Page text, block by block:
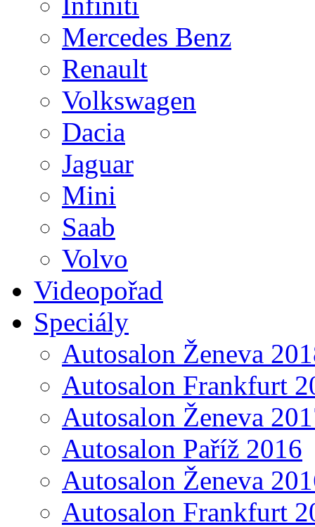
Mercedes Benz
Renault
Volkswagen
Dacia
Jaguar
Mini
Saab
Volvo
Videopořad
Speciály
Autosalon Ženeva
Autosalon Frankfurt
Autosalon Ženeva
Autosalon Paříž 2016
Autosalon Ženeva
Autosalon Frankfurt